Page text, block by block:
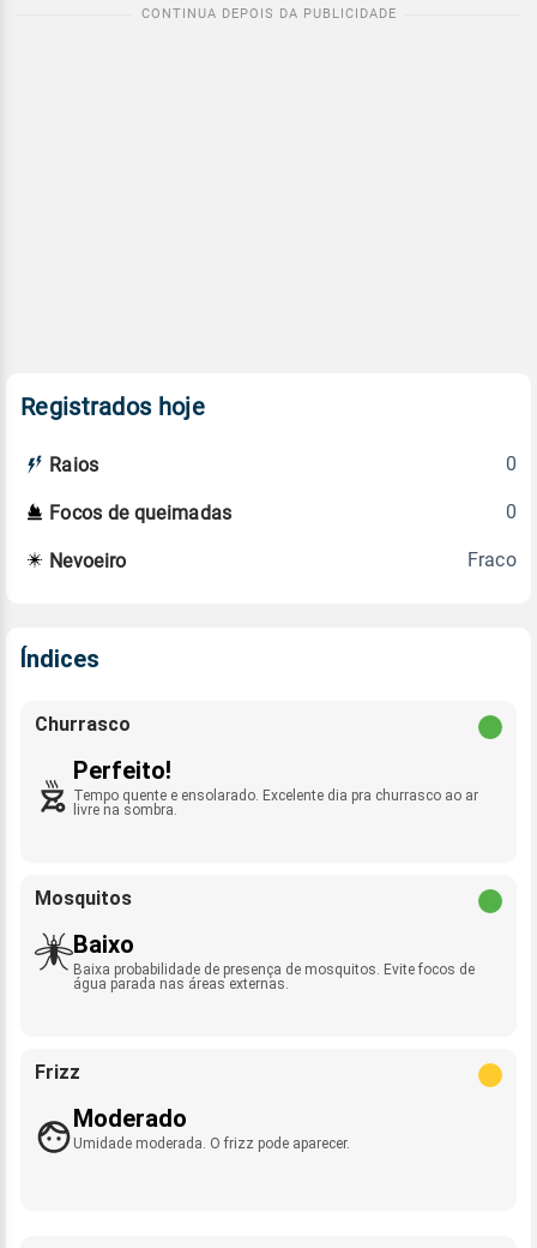
Registrados hoje
Raios 0
Focos de queimadas 0
Nevoeiro Fraco
Índices
Churrasco
Perfeito!
Tempo quente e ensolarado. Excelente dia pra churrasco ao ar
livre na sombra.
Mosquitos
Baixo
Baixa probabilidade de presença de mosquitos. Evite focos de
água parada nas áreas externas.
Frizz
Moderado
Umidade moderada. O frizz pode aparecer.